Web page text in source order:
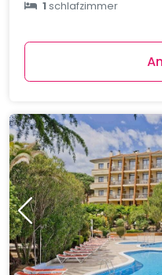
1schlafzimmer